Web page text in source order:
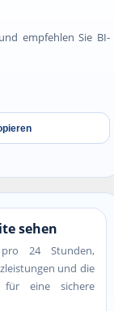
empfehlen Sie BI-
sehen
24 Stunden,
und die
für eine sichere